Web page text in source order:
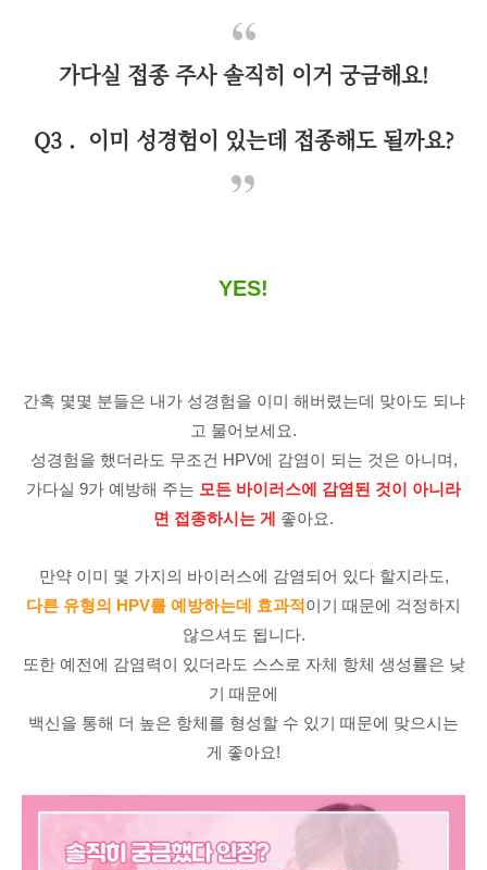
가다실 접종 주사 솔직히 이거 궁금해요!
Q3 . 이미 성경험이 있는데 접종해도 될까요?
YES!
간혹 몇몇 분들은 내가 성경험을 이미 해버렸는데 맞아도 되냐
고 물어보세요.
성경험을 했더라도 무조건 HPV에 감염이 되는 것은 아니며,
가다실 9가 예방해 주는 모든 바이러스에 감염된 것이 아니라
면 접종하시는 게 좋아요.
만약 이미 몇 가지의 바이러스에 감염되어 있다 할지라도,
다른 유형의 HPV를 예방하는데 효과적이기 때문에 걱정하지
않으셔도 됩니다.
또한 예전에 감염력이 있더라도 스스로 자체 항체 생성률은 낮
기 때문에
백신을 통해 더 높은 항체를 형성할 수 있기 때문에 맞으시는
게 좋아요!